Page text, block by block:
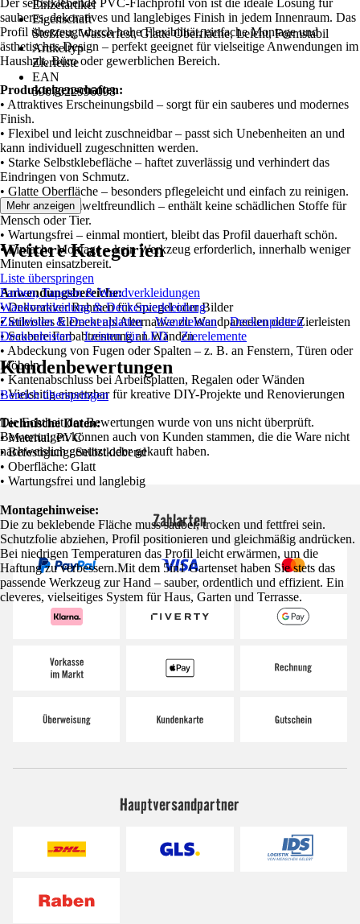
Einzelartikel
Eigenschaft
Stoßfest, Wasserfest, Glatte Oberfläche, Leicht, Formstabil
Artikeltyp
Zierleiste
EAN
5907022996098
Der selbstklebende PVC-Flachprofil von ist die ideale Lösung für
sauberes, dekoratives und langlebiges Finish in jedem Innenraum. Das
Profil überzeugt durch hohe Flexibilität, einfache Montage und
ästhetisches Design – perfekt geeignet für vielseitige Anwendungen im
Haushalt, Büro oder gewerblichen Bereich.
Produkteigenschaften:
• Attraktives Erscheinungsbild – sorgt für ein sauberes und modernes
Finish.
• Flexibel und leicht zuschneidbar – passt sich Unebenheiten an und
kann individuell zugeschnitten werden.
• Starke Selbstklebefläche – haftet zuverlässig und verhindert das
Eindringen von Schmutz.
• Glatte Oberfläche – besonders pflegeleicht und einfach zu reinigen.
• Sicher und umweltfreundlich – enthält keine schädlichen Stoffe für
Mensch oder Tier.
• Wartungsfrei – einmal montiert, bleibt das Profil dauerhaft schön.
• Einfache Montage – kein Werkzeug erforderlich, innerhalb weniger
Minuten einsatzbereit.
Anwendungsbereiche:
• Dekorativer Rahmen für Spiegel oder Bilder
• Stilvolles Element als Alternative zu Wandpaneelen oder Zierleisten
• Saubere Farbabtrennung an Wänden
• Abdeckung von Fugen oder Spalten – z. B. an Fenstern, Türen oder
Möbeln
• Kantenabschluss bei Arbeitsplatten, Regalen oder Wänden
• Vielseitig einsetzbar für kreative DIY-Projekte und Renovierungen
Technische Daten:
• Material: PVC
• Befestigung: Selbstklebend
• Oberfläche: Glatt
• Wartungsfrei und langlebig
Montagehinweise:
Die zu beklebende Fläche muss sauber, trocken und fettfrei sein.
Schutzfolie abziehen, Profil positionieren und gleichmäßig andrücken.
Bei niedrigen Temperaturen das Profil leicht erwärmen, um die
Haftung zu verbessern.Mit dem 5in1 Gartenset haben Sie stets das
passende Werkzeug zur Hand – sauber, ordentlich und effizient. Ein
cleveres, vielseitiges System für Haus, Garten und Terrasse.
Mehr anzeigen
Weitere Kategorien
Liste überspringen
Farben, Tapeten & Wandverkleidungen
Wandverkleidung & Deckenverkleidung
Zierleisten & Deckenplatten
Wandleisten
Deckenplatten
Deckenleisten
Leisten für LED Zierelemente
Kundenbewertungen
Bereich überspringen
Die Echtheit der Bewertungen wurde von uns nicht überprüft.
Bewertungen können auch von Kunden stammen, die die Ware nicht
nachweislich genutzt oder gekauft haben.
Zahlarten
Hauptversandpartner